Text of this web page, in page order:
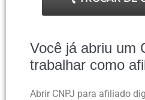
Você já abriu um
trabalhar como
Abrir CNPJ para afiliado